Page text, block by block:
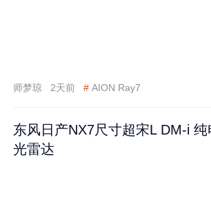
师梦琼 2天前 # AION Ray7
东风日产NX7尺寸超宋L DM-i
光雷达